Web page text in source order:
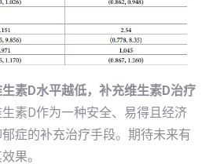
素D水平越低，补充维生素D治疗
生素D作为一种安全、易得且经济
症的补充治疗手段。期待未来有
果。